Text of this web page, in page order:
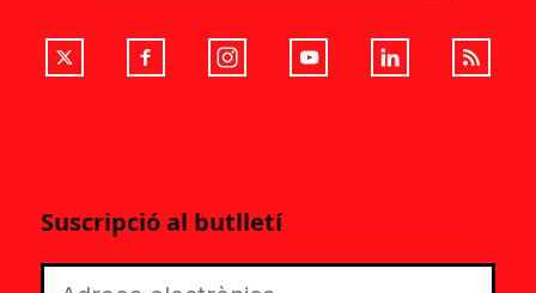
Suscripció al butlletí